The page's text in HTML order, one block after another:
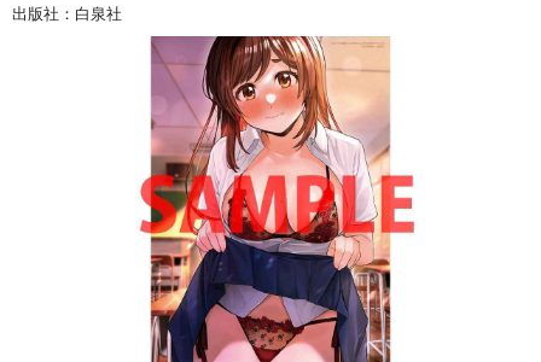
出版社： 白泉社